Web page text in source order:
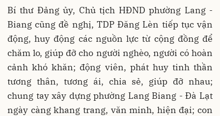
Bí thư Đảng ủy, Chủ tịch HĐND phường Lang -
Biang cũng đề nghị, TDP Đăng Lèn tiếp tục vận
động, huy động các nguồn lực từ cộng đồng để
chăm lo, giúp đỡ cho người nghèo, người có hoàn
cảnh khó khăn; động viên, phát huy tinh thần
tương thân, tương ái, chia sẻ, giúp đỡ nhau;
chung tay xây dựng phường Lang Biang - Đà Lạt
ngày càng khang trang, văn minh, hiện đại; con